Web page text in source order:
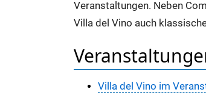
Veranstaltungen. Neben
Villa del Vino auch
Villa del Vino im